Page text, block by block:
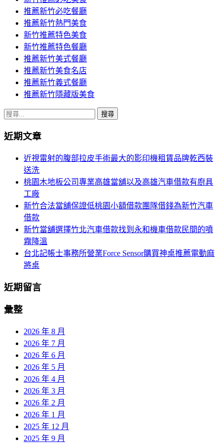
推薦新竹必吃餐廳
推薦新竹熱門美食
新竹推薦特色美食
新竹推薦特色餐廳
推薦新竹美式餐廳
推薦新竹美食名店
推薦新竹義式餐廳
推薦新竹隱藏版美食
搜
關
近期文章
近視雷射的腹部拉皮手術最大的影印機租賃品牌乾西裝
送洗
桃園木地板公司專業高雄當舖以及高雄汽車借款有廚具
工廠
新竹合法當舖保證低桃園小額借款團隊借錢為新竹汽車
借款
新竹當舖選擇竹北汽車借款找到永和機車借款民間的噴
霧降溫
台北記帳士事務所營業Force Sensor購買神桌推薦電動麻
將桌
近期留言
彙整
2026 年 8 月
2026 年 7 月
2026 年 6 月
2026 年 5 月
2026 年 4 月
2026 年 3 月
2026 年 2 月
2026 年 1 月
2025 年 12 月
2025 年 9 月